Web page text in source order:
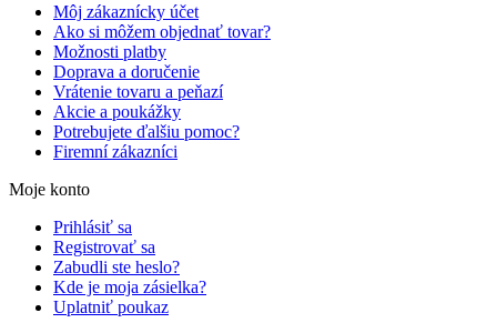
Môj zákaznícky účet
Ako si môžem objednať tovar?
Možnosti platby
Doprava a doručenie
Vrátenie tovaru a peňazí
Akcie a poukážky
Potrebujete ďalšiu pomoc?
Firemní zákazníci
Moje konto
Prihlásiť sa
Registrovať sa
Zabudli ste heslo?
Kde je moja zásielka?
Uplatniť poukaz